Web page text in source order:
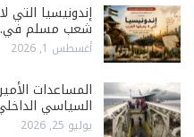
إندونيسيا
شعب مسلم
أغسطس 1, 2026
المساعدات
السياسي
يوليو 25, 2026